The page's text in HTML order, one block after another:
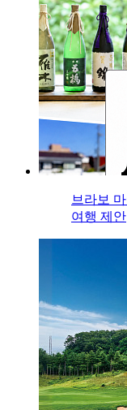
브라보
여행 제안